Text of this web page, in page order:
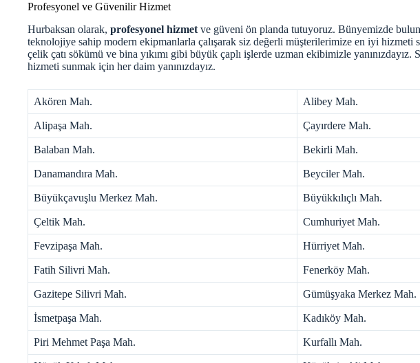
Profesyonel ve Güvenilir Hizmet
Hurbaksan olarak, profesyonel hizmet ve güveni ön planda tutuyoruz. Bünyemizde
teknolojiye sahip modern ekipmanlarla çalışarak siz değerli müşterilerimize en iyi hizmeti
çelik çatı sökümü ve bina yıkımı gibi büyük çaplı işlerde uzman ekibimizle
hizmeti sunmak için her daim yanınızdayız.
Akören Mah. Alibey Mah.
Alipaşa Mah. Çayırdere Mah.
Balaban Mah. Bekirli Mah.
Danamandıra Mah. Beyciler Mah.
Büyükçavuşlu Merkez Mah. Büyükkılıçlı Mah.
Çeltik Mah. Cumhuriyet Mah.
Fevzipaşa Mah. Hürriyet Mah.
Fatih Silivri Mah. Fenerköy Mah.
Gazitepe Silivri Mah. Gümüşyaka Merkez Mah.
İsmetpaşa Mah. Kadıköy Mah.
Piri Mehmet Paşa Mah. Kurfallı Mah.